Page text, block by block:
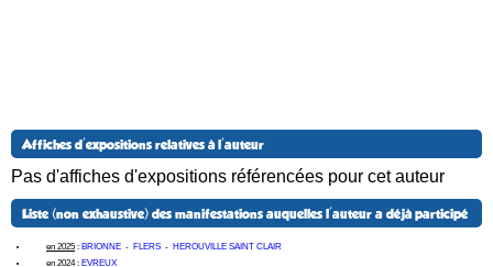
Affiches d'expositions relatives à l'auteur
Pas d'affiches d'expositions référencées pour cet auteur
Liste (non exhaustive) des manifestations auquelles l'auteur a déjà participé
en 2025 : BRIONNE - FLERS - HEROUVILLE SAINT CLAIR
en 2024: EVREUX